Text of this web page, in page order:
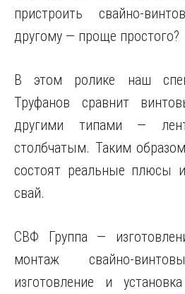
пристроить свайно-
другому — проще простого?
В этом ролике наш
Труфанов сравнит
другими типами —
столбчатым. Таким
состоят реальные плюсы
свай.
СВФ Группа —
монтаж свайно-
изготовление и